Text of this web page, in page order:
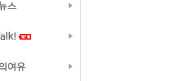
스
여유